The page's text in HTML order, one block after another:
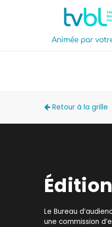
Retour à la grille
Le Bureau
une commission